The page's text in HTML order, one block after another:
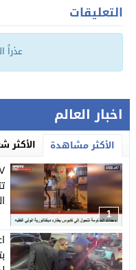
التعليقات
عذراً
اخبار العالم
الأكثر مشاهدة الأكثر
1